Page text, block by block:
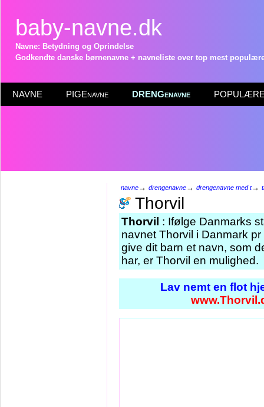
baby-navne.dk
Navne: Betydning og Oprindelse
Godkendte danske børnenavne + navneliste over top mest
NAVNE PIGEnavne DRENGenavne POPULÆRE
navne→ drengenavne→ drengenavne med t→
Thorvil
Thorvil : Ifølge Danmarks
navnet Thorvil i Danmark
give dit barn et navn, som
har, er Thorvil en mulighed.
Lav nemt en flot